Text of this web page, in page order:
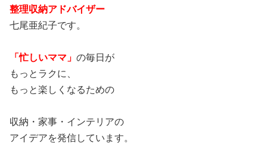
整理収納アドバイザー
七尾亜紀子です。
「忙しいママ」 の毎日が
もっとラクに、
もっと楽しくなるための
収納・家事・インテリアの
アイデアを発信しています。